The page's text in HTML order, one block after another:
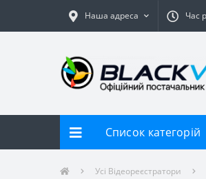
Наша адреса Час
Список категорій
Усі Відеореєстратори